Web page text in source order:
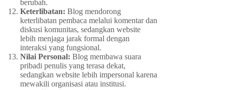
berubah.
Keterlibatan: Blog mendorong
keterlibatan pembaca melalui komentar dan
diskusi komunitas, sedangkan website
lebih menjaga jarak formal dengan
interaksi yang fungsional.
Nilai Personal: Blog membawa suara
pribadi penulis yang terasa dekat,
sedangkan website lebih impersonal karena
mewakili organisasi atau institusi.